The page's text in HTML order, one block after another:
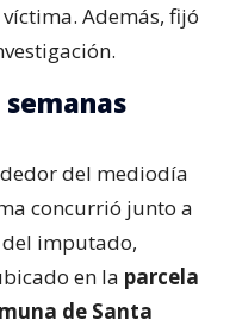
Además, fijó
del mediodía
concurrió junto a
imputado,
en la parcela
de Santa